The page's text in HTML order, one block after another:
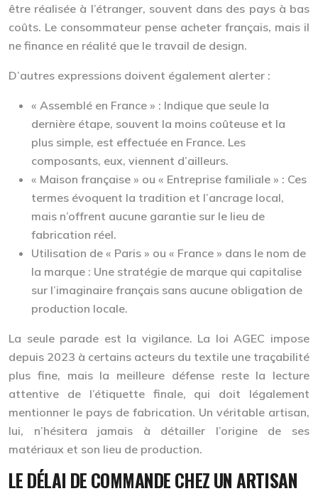
être réalisée à l’étranger, souvent dans des pays à bas
coûts. Le consommateur pense acheter français, mais il
ne finance en réalité que le travail de design.
D’autres expressions doivent également alerter :
« Assemblé en France » : Indique que seule la
dernière étape, souvent la moins coûteuse et la
plus simple, est effectuée en France. Les
composants, eux, viennent d’ailleurs.
« Maison française » ou « Entreprise familiale » : Ces
termes évoquent la tradition et l’ancrage local,
mais n’offrent aucune garantie sur le lieu de
fabrication réel.
Utilisation de « Paris » ou « France » dans le nom de
la marque : Une stratégie de marque qui capitalise
sur l’imaginaire français sans aucune obligation de
production locale.
La seule parade est la vigilance. La loi AGEC impose
depuis 2023 à certains acteurs du textile une traçabilité
plus fine, mais la meilleure défense reste la lecture
attentive de l’étiquette finale, qui doit légalement
mentionner le pays de fabrication. Un véritable artisan,
lui, n’hésitera jamais à détailler l’origine de ses
matériaux et son lieu de production.
LE DÉLAI DE COMMANDE CHEZ UN ARTISAN